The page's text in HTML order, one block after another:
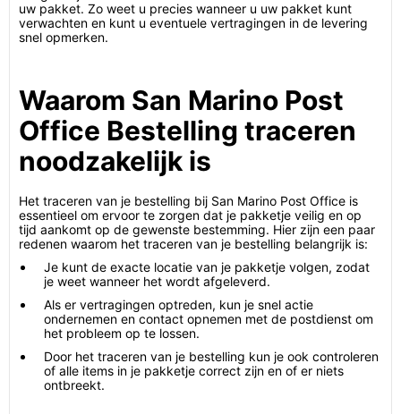
uw pakket. Zo weet u precies wanneer u uw pakket kunt
verwachten en kunt u eventuele vertragingen in de levering
snel opmerken.
Waarom San Marino Post
Office Bestelling traceren
noodzakelijk is
Het traceren van je bestelling bij San Marino Post Office is
essentieel om ervoor te zorgen dat je pakketje veilig en op
tijd aankomt op de gewenste bestemming. Hier zijn een paar
redenen waarom het traceren van je bestelling belangrijk is:
Je kunt de exacte locatie van je pakketje volgen, zodat
je weet wanneer het wordt afgeleverd.
Als er vertragingen optreden, kun je snel actie
ondernemen en contact opnemen met de postdienst om
het probleem op te lossen.
Door het traceren van je bestelling kun je ook controleren
of alle items in je pakketje correct zijn en of er niets
ontbreekt.